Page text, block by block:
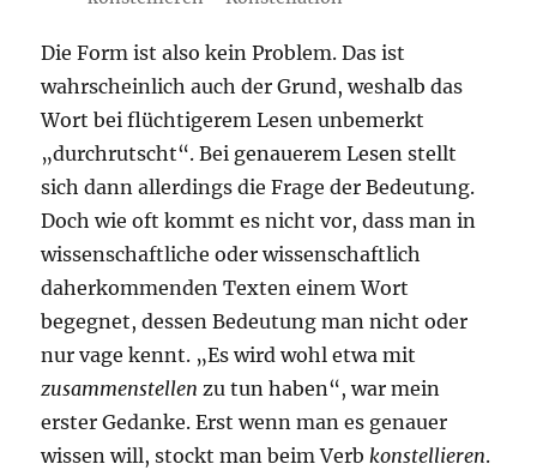
Die Form ist also kein Problem. Das ist
wahrscheinlich auch der Grund, weshalb das
Wort bei flüchtigerem Lesen unbemerkt
„durchrutscht“. Bei genauerem Lesen stellt
sich dann allerdings die Frage der Bedeutung.
Doch wie oft kommt es nicht vor, dass man in
wissenschaftliche oder wissenschaftlich
daherkommenden Texten einem Wort
begegnet, dessen Bedeutung man nicht oder
nur vage kennt. „Es wird wohl etwa mit
zusammenstellen zu tun haben“, war mein
erster Gedanke. Erst wenn man es genauer
wissen will, stockt man beim Verbkonstellieren.